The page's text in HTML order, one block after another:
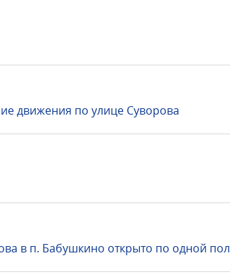
движения по улице Суворова
в п. Бабушкино открыто по одной